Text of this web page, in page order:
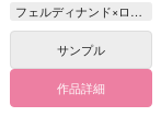
フェルディナンド×ローゼマイン
サンプル
作品詳細